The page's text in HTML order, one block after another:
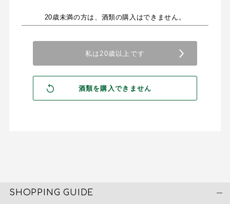
20歳未満の方は、酒類の購入はできません。
SHOPPING GUIDE